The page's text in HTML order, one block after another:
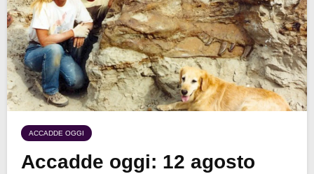
ACCADDE OGGI
Accadde oggi: 12 agosto